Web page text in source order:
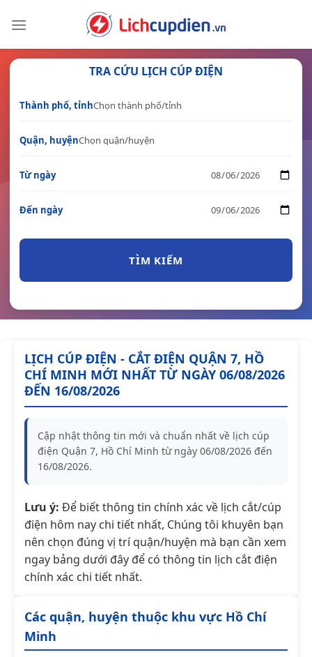
TRA CỨU LỊCH CÚP ĐIỆN
Thành phố, tỉnh
Quận, huyện
Từ ngày
Đến ngày
TÌM KIẾM
LỊCH CÚP ĐIỆN - CẮT ĐIỆN QUẬN 7, HỒ
CHÍ MINH MỚI NHẤT TỪ NGÀY 06/08/2026
ĐẾN 16/08/2026
Cập nhật thông tin mới và chuẩn nhất về lịch cúp
điện Quận 7, Hồ Chí Minh từ ngày 06/08/2026 đến
16/08/2026.
Lưu ý: Để biết thông tin chính xác về lịch cắt/cúp
điện hôm nay chi tiết nhất, Chúng tôi khuyên bạn
nên chọn đúng vị trí quận/huyện mà bạn cần xem
ngay bảng dưới đây để có thông tin lịch cắt điện
chính xác chi tiết nhất.
Các quận, huyện thuộc khu vực Hồ Chí
Minh